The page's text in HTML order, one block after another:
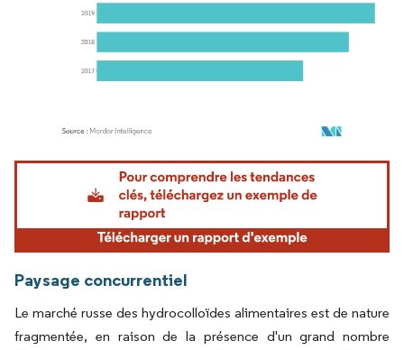
Image © Mordor Intelligence. La réutilisation nécessite une attribution sous CC BY
Paysage concurrentiel
Le marché russe des hydrocolloïdes alimentaires est de nature
fragmentée, en raison de la présence d'un grand nombre